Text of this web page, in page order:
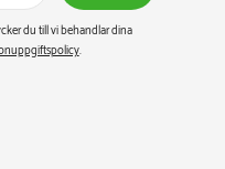
du till vi behandlar dina
.